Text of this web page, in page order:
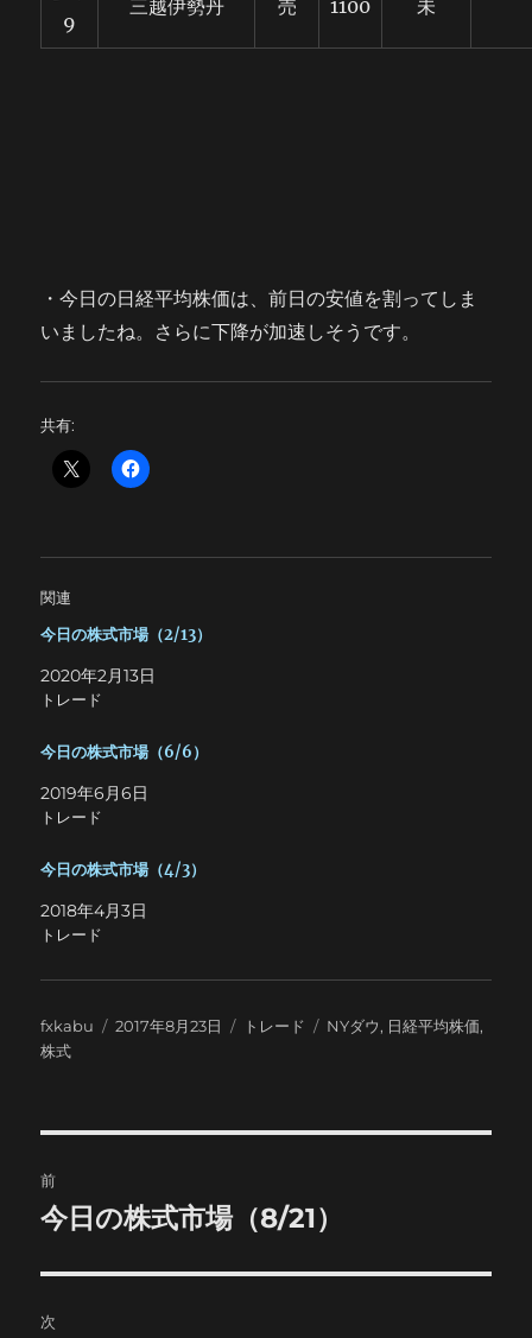
9
三越伊勢丹 売 1100 未
・今日の日経平均株価は、前日の安値を割ってしま
いましたね。さらに下降が加速しそうです。
共有:
関連
今日の株式市場（2/13）
2020年2月13日
トレード
今日の株式市場（6/6）
2019年6月6日
トレード
今日の株式市場（4/3）
2018年4月3日
トレード
投
稿
fxkabu
投
2017年8月23日
カ
トレード
タ
NYダウ, 日経平均株価,
株式
稿
ビ
前
前
投
稿:
今日の株式市場（8/21）
次